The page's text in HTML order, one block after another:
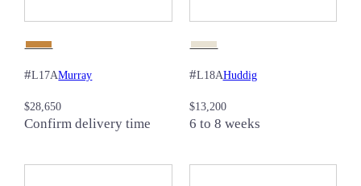
#L17AMurray
$28,650
Confirm delivery time
#L18AHuddig
$13,200
6 to 8 weeks